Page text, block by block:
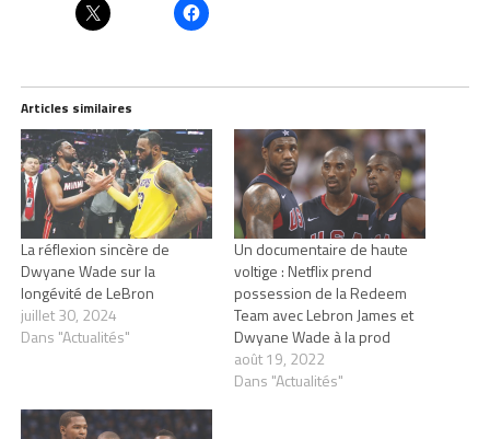
Articles similaires
La réflexion sincère de
Dwyane Wade sur la
longévité de LeBron
juillet 30, 2024
Dans "Actualités"
Un documentaire de haute
voltige : Netflix prend
possession de la Redeem
Team avec Lebron James et
Dwyane Wade à la prod
août 19, 2022
Dans "Actualités"